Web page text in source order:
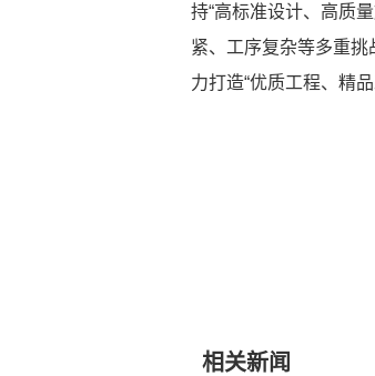
持“高标准设计、高质
紧、工序复杂等多重
力打造“优质工程、精
相关新闻